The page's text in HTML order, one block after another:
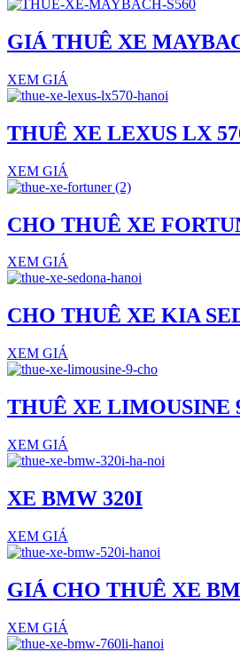
GIÁ THUÊ XE
XEM GIÁ
THUÊ XE LEXUS LX
XEM GIÁ
CHO THUÊ XE
XEM GIÁ
CHO THUÊ XE KIA
XEM GIÁ
THUÊ XE LIMOUSINE
XEM GIÁ
XE BMW 320I
XEM GIÁ
GIÁ CHO THUÊ XE
XEM GIÁ